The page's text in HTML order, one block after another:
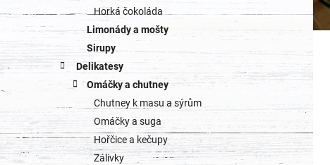
Horká čokoláda
Limonády a mošty
Sirupy
Delikatesy
Omáčky a chutney
Chutney k masu a sýrům
Omáčky a suga
Hořčice a kečupy
Zálivky